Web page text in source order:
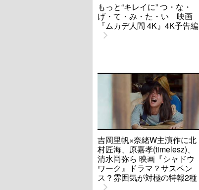
もっと“キレイに” つ・な・
げ・て・み・た・い 映画
『ムカデ人間 4K』4K予告編
吉岡里帆×奈緒W主演作に北
村匠海、原嘉孝(timelesz)、
清水尚弥ら 映画『シャドウ
ワーク』ドラマ？サスペン
ス？雰囲気が対極の特報2種